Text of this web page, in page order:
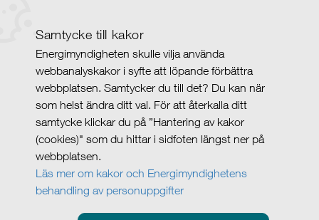
Samtycke till kakor
Energimyndigheten skulle vilja använda
webbanalyskakor i syfte att löpande förbättra
webbplatsen. Samtycker du till det? Du kan när
som helst ändra ditt val. För att återkalla ditt
samtycke klickar du på ”Hantering av kakor
(cookies)" som du hittar i sidfoten längst ner på
webbplatsen.
Läs mer om kakor och Energimyndighetens
behandling av personuppgifter